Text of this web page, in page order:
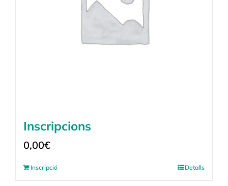
Inscripcions
0,00€
Inscripció Detalls